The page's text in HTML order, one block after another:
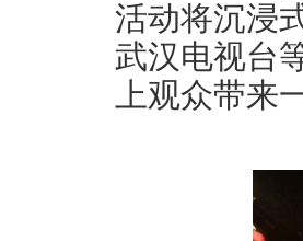
活动将沉浸
武汉电视台
上观众带来